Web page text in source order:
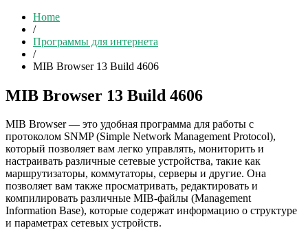
Home
/
Программы для интернета
/
MIB Browser 13 Build 4606
MIB Browser 13 Build 4606
MIB Browser — это удобная программа для работы с
протоколом SNMP (Simple Network Management Protocol),
который позволяет вам легко управлять, мониторить и
настраивать различные сетевые устройства, такие как
маршрутизаторы, коммутаторы, серверы и другие. Она
позволяет вам также просматривать, редактировать и
компилировать различные MIB-файлы (Management
Information Base), которые содержат информацию о структуре
и параметрах сетевых устройств.